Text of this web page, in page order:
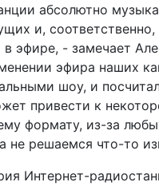
абсолютно
и,
в эфире, - замечает
эфира наших
шоу, и
привести к
формату, из-за
не решаемся что-то
Интернет-